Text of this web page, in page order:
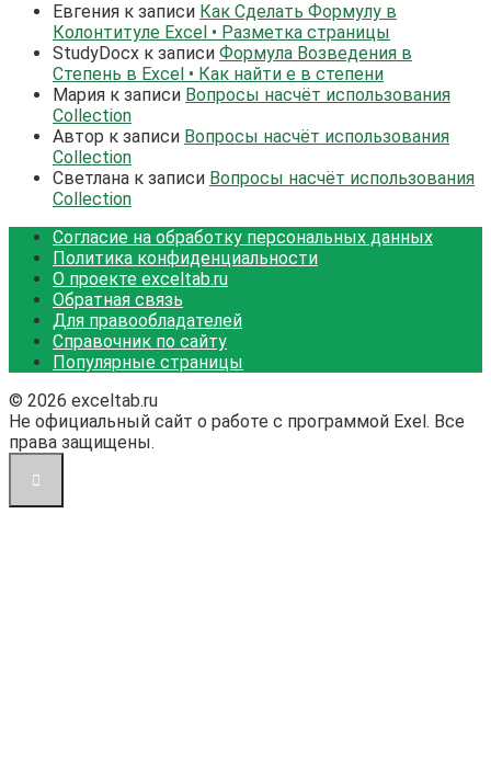
Евгения к записи Как Сделать Формулу в
Колонтитуле Excel • Разметка страницы
StudyDocx к записи Формула Возведения в
Степень в Excel • Как найти е в степени
Мария к записи Вопросы насчёт использования
Collection
Автор к записи Вопросы насчёт использования
Collection
Светлана к записи Вопросы насчёт использования
Collection
Согласие на обработку персональных данных
Политика конфиденциальности
О проекте exceltab.ru
Обратная связь
Для правообладателей
Справочник по сайту
Популярные страницы
© 2026 exceltab.ru
Не официальный сайт о работе с программой Exel. Все
права защищены.